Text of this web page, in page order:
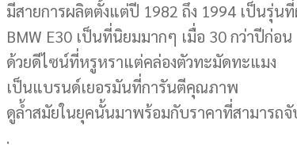
มีสายการผลิตตั้งแต่ปี 1982 ถึง 1994 เป็นรุ่
BMW E30 เป็นที่นิยมมากๆ เมื่อ 30 กว่าปีก่อน
ด้วยดีไซน์ที่หรูหราแต่คล่องตัวทะมัดทะแมง
เป็นแบรนด์เยอรมันที่การันตีคุณภาพ
ดูล้ำสมัยในยุคนั้นมาพร้อมกับราคาที่สามารถจั
.